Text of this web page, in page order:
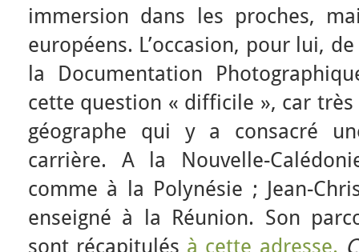
immersion dans les proches,
européens. L’occasion, pour lui,
la Documentation
cette question « difficile », car
géographe qui y a consacré
carrière. A la Nouvelle-
comme à la Polynésie ; Jean-
enseigné à la Réunion. Son
sont récapitulés à cette adresse.